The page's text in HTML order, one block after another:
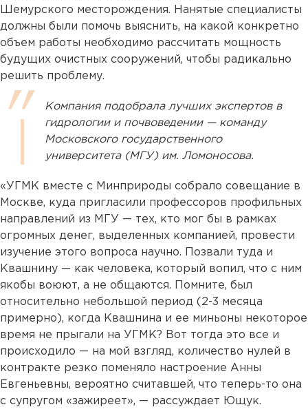
Шемурского месторождения. Нанятые специалисты
должны были помочь выяснить, на какой конкретно
объем работы необходимо рассчитать мощность
будущих очистных сооружений, чтобы радикально
решить проблему.
Компания подобрала лучших экспертов в
гидрологии и почвоведении — команду
Московского государственного
университета (МГУ) им. Ломоносова.
«УГМК вместе с Минприроды собрало совещание в
Москве, куда пригласили профессоров профильных
направлений из МГУ — тех, кто мог бы в рамках
огромных денег, выделенных компанией, провести
изучение этого вопроса научно. Позвали туда и
Квашнину — как человека, который вопил, что с ним
якобы воюют, а не общаются. Помните, был
относительно небольшой период (2-3 месяца
примерно), когда Квашнина и ее миньоны некоторое
время не прыгали на УГМК? Вот тогда это все и
происходило — на мой взгляд, количество нулей в
контракте резко поменяло настроение Анны
Евгеньевны, вероятно считавшей, что теперь-то она
с супругом «зажиреет», — рассуждает Ющук.